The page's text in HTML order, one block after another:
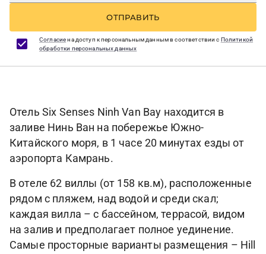
ОТПРАВИТЬ
Согласиена доступ к персональным данным в соответствии с Политикой
обработки персональных данных
Отель Six Senses Ninh Van Bay находится в
заливе Нинь Ван на побережье Южно-
Китайского моря, в 1 часе 20 минутах езды от
аэропорта Камрань.
В отеле 62 виллы (от 158 кв.м), расположенные
рядом с пляжем, над водой и среди скал;
каждая вилла – с бассейном, террасой, видом
на залив и предполагает полное уединение.
Самые просторные варианты размещения – Hill